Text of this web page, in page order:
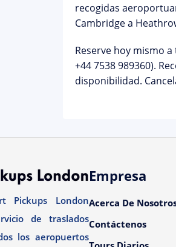
recogidas
Cambridge a
Reserve hoy mismo a
+44 7538 989360).
disponibilidad.
Pickups London
de traslados
los aeropuertos
Empresa
Acerca De
Contáctenos